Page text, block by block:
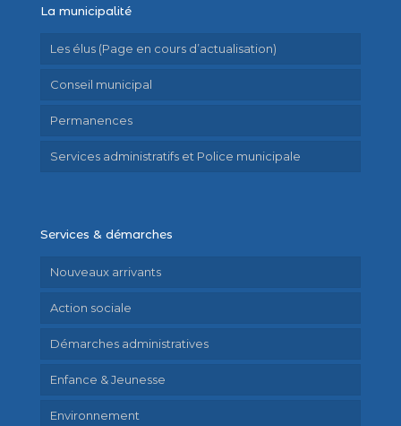
La municipalité
Les élus (Page en cours d’actualisation)
Conseil municipal
Permanences
Services administratifs et Police municipale
Services & démarches
Nouveaux arrivants
Action sociale
Démarches administratives
Enfance & Jeunesse
Environnement